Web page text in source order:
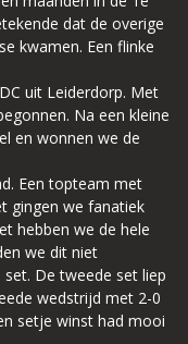
dat de overige
kwamen. Een flinke
uit Leiderdorp. Met
Na een kleine
en wonnen we de
Een topteam met
gingen we fanatiek
hebben we de hele
we dit niet
De tweede set liep
wedstrijd met 2-0
setje winst had mooi